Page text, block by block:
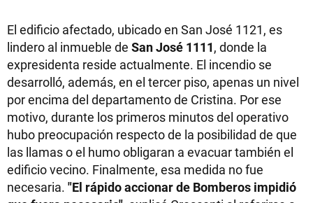
El edificio afectado, ubicado en San José 1121, es
lindero al inmueble de San José 1111, donde la
expresidenta reside actualmente. El incendio se
desarrolló, además, en el tercer piso, apenas un nivel
por encima del departamento de Cristina. Por ese
motivo, durante los primeros minutos del operativo
hubo preocupación respecto de la posibilidad de que
las llamas o el humo obligaran a evacuar también el
edificio vecino. Finalmente, esa medida no fue
necesaria. "El rápido accionar de Bomberos impidió